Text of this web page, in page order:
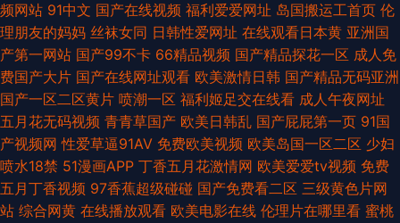
频网站 91中文 国产在线视频 福利爱爱网址 岛国搬运工首页 伦
理朋友的妈妈 丝袜女同 日韩性爱网址 在线观看日本黄 亚洲国
产第一网站 国产99不卡 66精品视频 国产精品探花一区 成人免
费国产大片 国产在线网址观看 欧美激情日韩 国产精品无码亚洲
国产一区二区黄片 喷潮一区 福利姬足交在线看 成人午夜网址
五月花无码视频 青青草国产 欧美日韩乱 国产屁屁第一页 91国
产视频网 性爱草逼91AV 免费欧美视频 欧美岛国一区二区 少妇
喷水18禁 51漫画APP 丁香五月花激情网 欧美爱爱tv视频 免费
五月丁香视频 97香蕉超级碰碰 国产免费看二区 三级黄色片网
站 综合网黄 在线播放观看 欧美电影在线 伦理片在哪里看 蜜桃